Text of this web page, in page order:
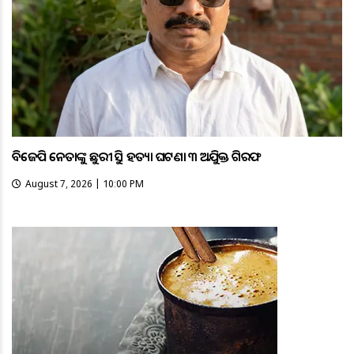
ବିଜେପି ନେତାଙ୍କୁ ଛୁରୀ ଭୁସି ହତ୍ୟା ଘଟଣା ୩ ଅଭିଯୁକ୍ତ ଗିରଫ
August 7, 2026 | 10:00 PM